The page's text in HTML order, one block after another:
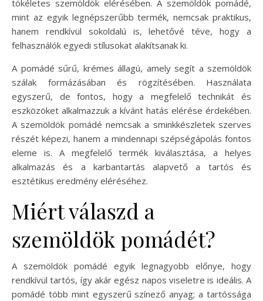
tökéletes szemöldök elérésében. A szemöldök pomádé,
mint az egyik legnépszerűbb termék, nemcsak praktikus,
hanem rendkívül sokoldalú is, lehetővé téve, hogy a
felhasználók egyedi stílusokat alakítsanak ki.
A pomádé sűrű, krémes állagú, amely segít a szemöldök
szálak formázásában és rögzítésében. Használata
egyszerű, de fontos, hogy a megfelelő technikát és
eszközöket alkalmazzuk a kívánt hatás elérése érdekében.
A szemöldök pomádé nemcsak a sminkkészletek szerves
részét képezi, hanem a mindennapi szépségápolás fontos
eleme is. A megfelelő termék kiválasztása, a helyes
alkalmazás és a karbantartás alapvető a tartós és
esztétikus eredmény eléréséhez.
Miért válaszd a
szemöldök pomádét?
A szemöldök pomádé egyik legnagyobb előnye, hogy
rendkívül tartós, így akár egész napos viseletre is ideális. A
pomádé több mint egyszerű színező anyag; a tartóssága